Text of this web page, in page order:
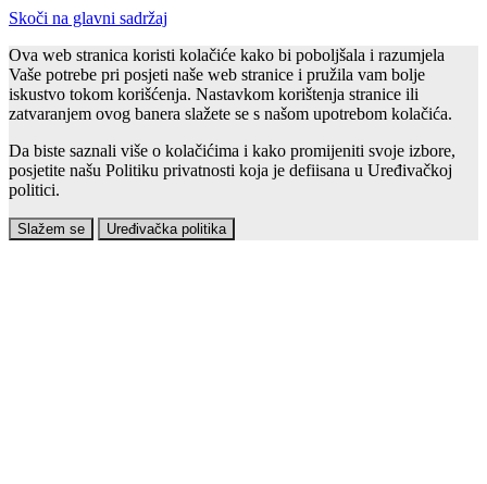
Skoči na glavni sadržaj
Ova web stranica koristi kolačiće kako bi poboljšala i razumjela
Vaše potrebe pri posjeti naše web stranice i pružila vam bolje
iskustvo tokom korišćenja. Nastavkom korištenja stranice ili
zatvaranjem ovog banera slažete se s našom upotrebom kolačića.
Da biste saznali više o kolačićima i kako promijeniti svoje izbore,
posjetite našu Politiku privatnosti koja je defiisana u Uređivačkoj
politici.
Slažem se Uređivačka politika